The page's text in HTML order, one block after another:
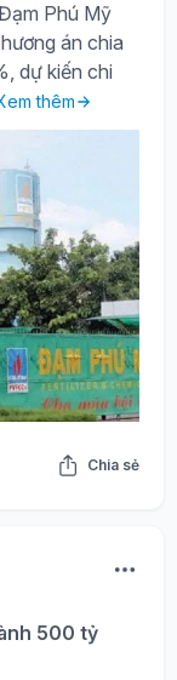
Phú Mỹ
án chia
dự kiến chi
thêm
Chia sẻ
500 tỷ